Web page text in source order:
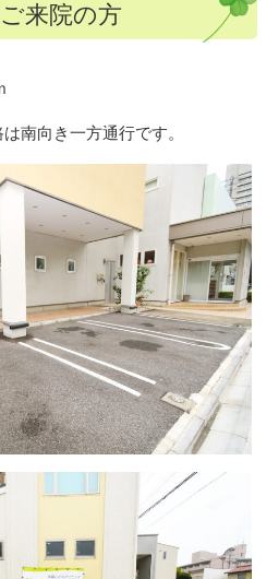
来院の方
南向き一方通行です。